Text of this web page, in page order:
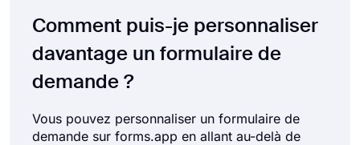
Comment puis-je personnaliser
davantage un formulaire de
demande ?
Vous pouvez personnaliser un formulaire de
demande sur forms.app en allant au-delà de